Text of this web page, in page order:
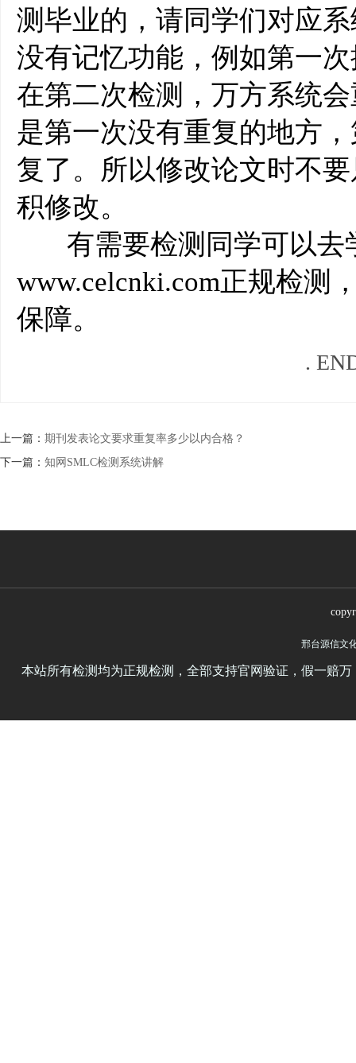
测毕业的，请同学们对应
没有记忆功能，例如第一
在第二次检测，万方系统
是第一次没有重复的地方
复了。所以修改论文时不
积修改。
有需要检测同学可以去
www.celcnki.com正规检测
保障。
.
上一篇： 期刊发表论文要求重复率多少以内合格？
下一篇： 知网SMLC检测系统讲解
邢台源信文
本站所有检测均为正规检测，全部支持官网验证，假一赔万